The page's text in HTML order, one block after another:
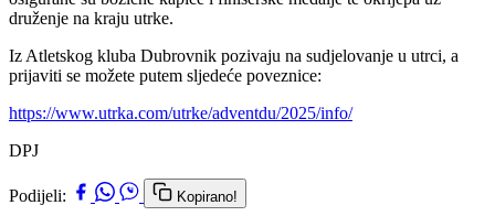
druženje na kraju utrke.
Iz Atletskog kluba Dubrovnik pozivaju na sudjelovanje u utrci, a
prijaviti se možete putem sljedeće poveznice:
https://www.utrka.com/utrke/adventdu/2025/info/
DPJ
Podijeli: Kopirano!